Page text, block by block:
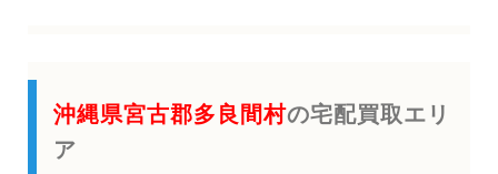
沖縄県宮古郡多良間村の宅配買取エリ
ア